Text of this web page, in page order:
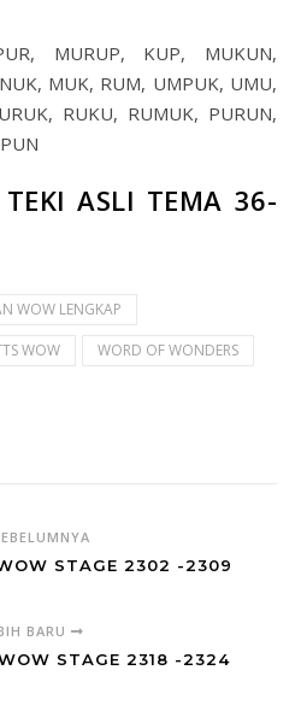
MURUP, KUP, MUKUN,
MUK, RUM, UMPUK, UMU,
RUKU, RUMUK, PURUN,
TEKI ASLI TEMA 36-
WOW LENGKAP
WOW
WORD OF WONDERS
STAGE 2302 -2309
BARU
STAGE 2318 -2324